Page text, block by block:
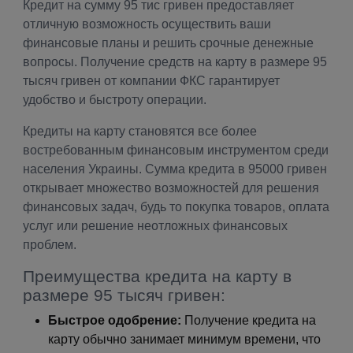
Кредит на сумму 95 тис гривен предоставляет
отличную возможность осуществить ваши
финансовые планы и решить срочные денежные
вопросы. Получение средств на карту в размере 95
тысяч гривен от компании ФКС гарантирует
удобство и быстроту операции.
Кредиты на карту становятся все более
востребованным финансовым инструментом среди
населения Украины. Сумма кредита в 95000 гривен
открывает множество возможностей для решения
финансовых задач, будь то покупка товаров, оплата
услуг или решение неотложных финансовых
проблем.
Преимущества кредита на карту в
размере 95 тысяч гривен:
Быстрое одобрение: Получение кредита на
карту обычно занимает минимум времени, что